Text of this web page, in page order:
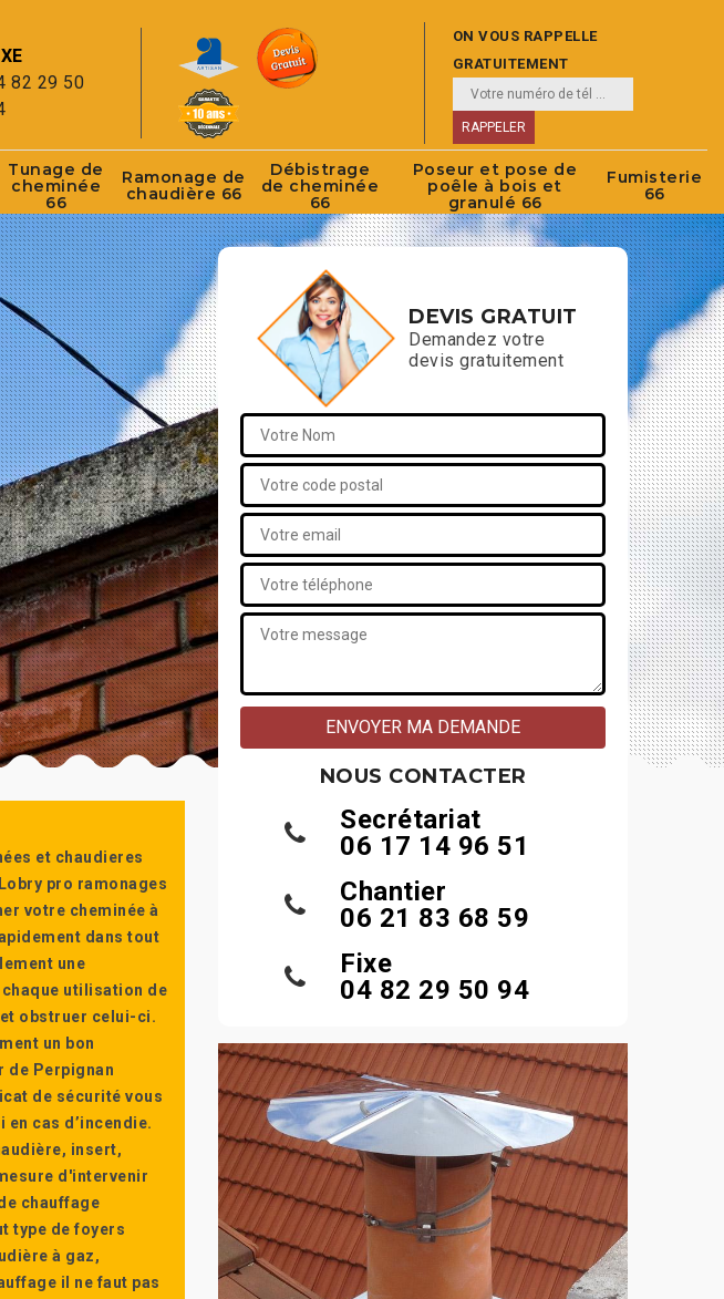
82 29 50
ON VOUS RAPPELLE
GRATUITEMENT
Tunage de
cheminée
66
Ramonage de
chaudière 66
Débistrage
de cheminée
66
Poseur et pose de
poêle à bois et
granulé 66
Fumisterie
66
et chaudieres
pro ramonages
votre cheminée à
dans tout
une
chaque utilisation de
obstruer celui-ci.
un bon
de Perpignan
de sécurité vous
cas d’incendie.
insert,
d'intervenir
chauffage
type de foyers
à gaz,
il ne faut pas
DEVIS GRATUIT
Demandez votre
devis gratuitement
NOUS CONTACTER
Secrétariat
06 17 14 96 51
Chantier
06 21 83 68 59
Fixe
04 82 29 50 94